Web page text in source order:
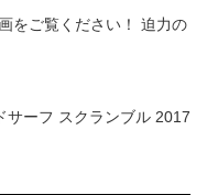
をご覧ください！ 迫力の
サーフ スクランブル 2017